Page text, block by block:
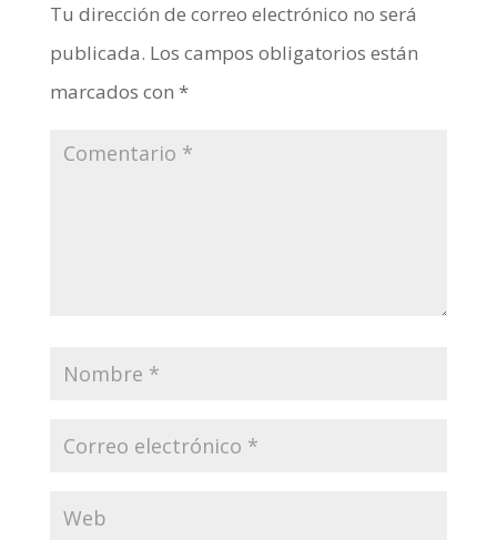
Tu dirección de correo electrónico no será
publicada. Los campos obligatorios están
marcados con *